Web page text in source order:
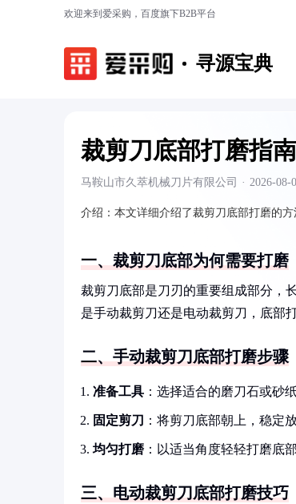
欢迎来到爱采购，百度旗下B2B平台
寻源宝典
裁剪刀底部打磨指南
马鞍山市久萃机械刀片有限公司 · 2026-08-
介绍： 本文详细介绍了裁剪刀底部打磨的
一、裁剪刀底部为何需要打磨
裁剪刀底部是刀刃的重要组成部分，
是手动裁剪刀还是电动裁剪刀，底部
二、手动裁剪刀底部打磨步骤
准备工具 ：选择适合的磨刀石或砂
固定剪刀 ：将剪刀底部朝上，稳定
均匀打磨 ：以适当角度轻轻打磨底
三、电动裁剪刀底部打磨技巧